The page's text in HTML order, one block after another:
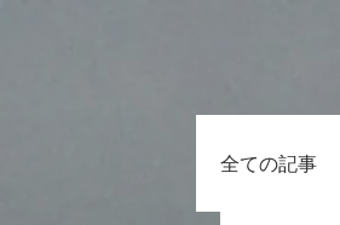
全ての記事